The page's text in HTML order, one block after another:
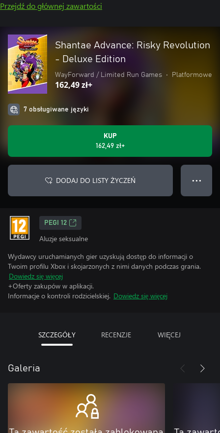
Przejdź do głównej zawartości
Shantae Advance: Risky Revolution
- Deluxe Edition
WayForward / Limited Run Games • Platformowe
162,49 zł+
7 obsługiwane języki
KUP
162,49 zł+
DODAJ DO LISTY ŻYCZEŃ ● ● ●
PEGI 12
Aluzje seksualne
Wydawcy uruchamianych gier uzyskują dostęp do informacji o
Twoim profilu Xbox i skojarzonych z nimi danych podczas grania.
Dowiedz się więcej
+Oferty zakupów w aplikacji.
Informacje o kontroli rodzicielskiej. Dowiedz się więcej
SZCZEGÓŁY RECENZJE WIĘCEJ
Galeria